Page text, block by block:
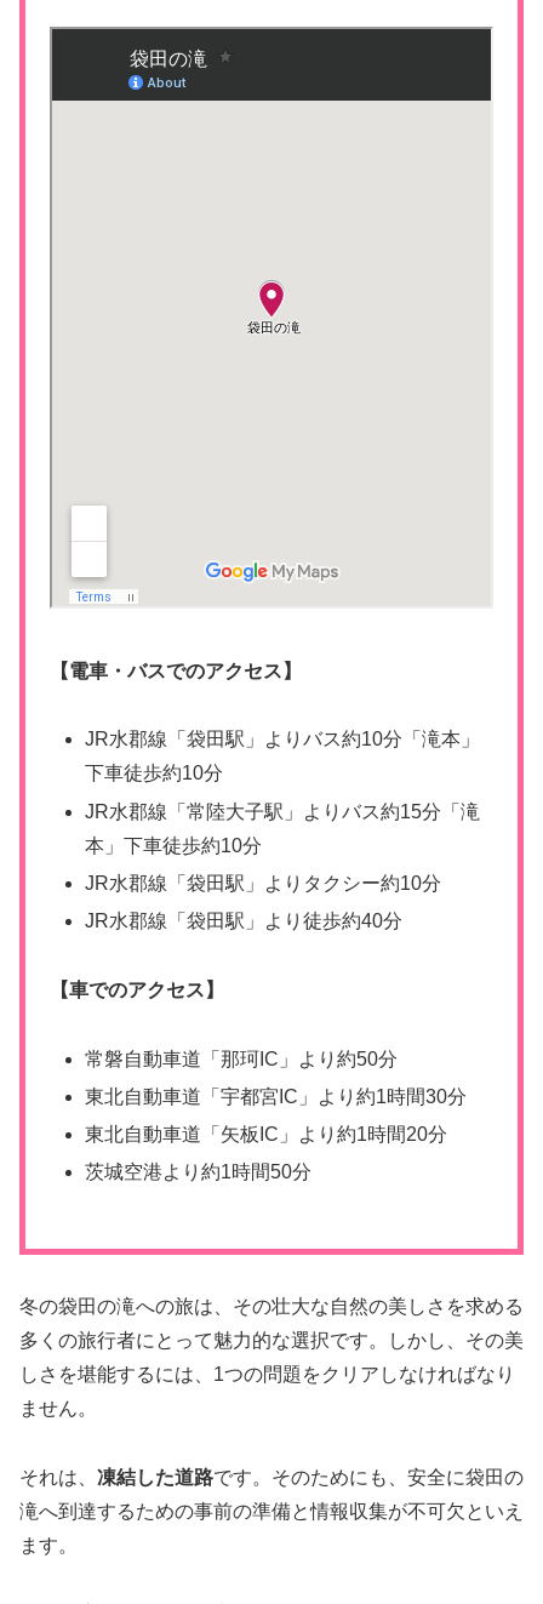
【電車・バスでのアクセス】
JR水郡線「袋田駅」よりバス約10分「滝本」
下車徒歩約10分
JR水郡線「常陸大子駅」よりバス約15分「滝
本」下車徒歩約10分
JR水郡線「袋田駅」よりタクシー約10分
JR水郡線「袋田駅」より徒歩約40分
【車でのアクセス】
常磐自動車道「那珂IC」より約50分
東北自動車道「宇都宮IC」より約1時間30分
東北自動車道「矢板IC」より約1時間20分
茨城空港より約1時間50分
冬の袋田の滝への旅は、その壮大な自然の美しさを求める
多くの旅行者にとって魅力的な選択です。しかし、その美
しさを堪能するには、1つの問題をクリアしなければなり
ません。
それは、 凍結した道路です。そのためにも、安全に袋田の
滝へ到達するための事前の準備と情報収集が不可欠といえ
ます。